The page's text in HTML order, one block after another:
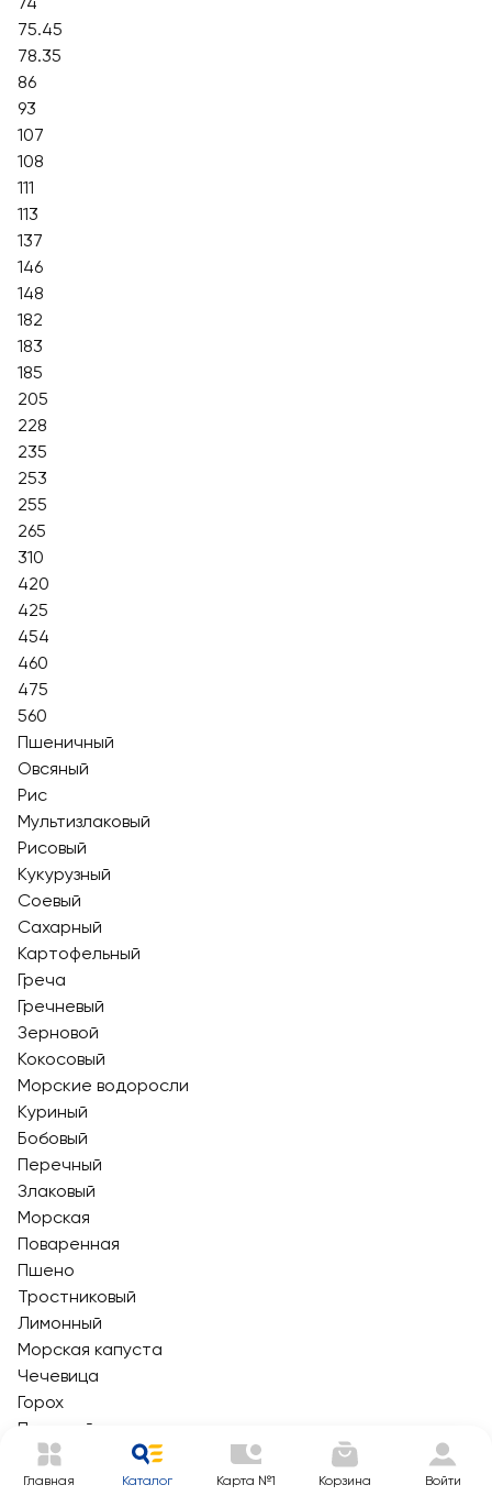
75.45
78.35
86
93
107
108
111
113
137
146
148
182
183
185
205
228
235
253
255
265
310
420
425
454
460
475
560
Пшеничный
Овсяный
Рис
Мультизлаковый
Рисовый
Кукурузный
Соевый
Сахарный
Картофельный
Греча
Гречневый
Зерновой
Кокосовый
Морские водоросли
Куриный
Бобовый
Перечный
Злаковый
Морская
Поваренная
Пшено
Тростниковый
Лимонный
Морская капуста
Чечевица
Горох
Пшенный
Ржаной
Говяжий
Главная Каталог Карта №1 Корзина Войти